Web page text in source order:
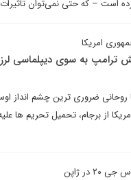
است – که حتی نمی‌توان
امریکا
ترامپ به سوی دیپلماسی
با روحانی ضروری ترین چشم
از برجام، تحمیل تحریم ها
در ژاپن